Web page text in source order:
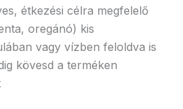
étkezési célra megfelelő
oregánó) kis
vagy vízben feloldva is
kövesd a terméken